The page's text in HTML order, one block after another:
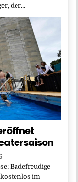
der…
Badefreudige
im